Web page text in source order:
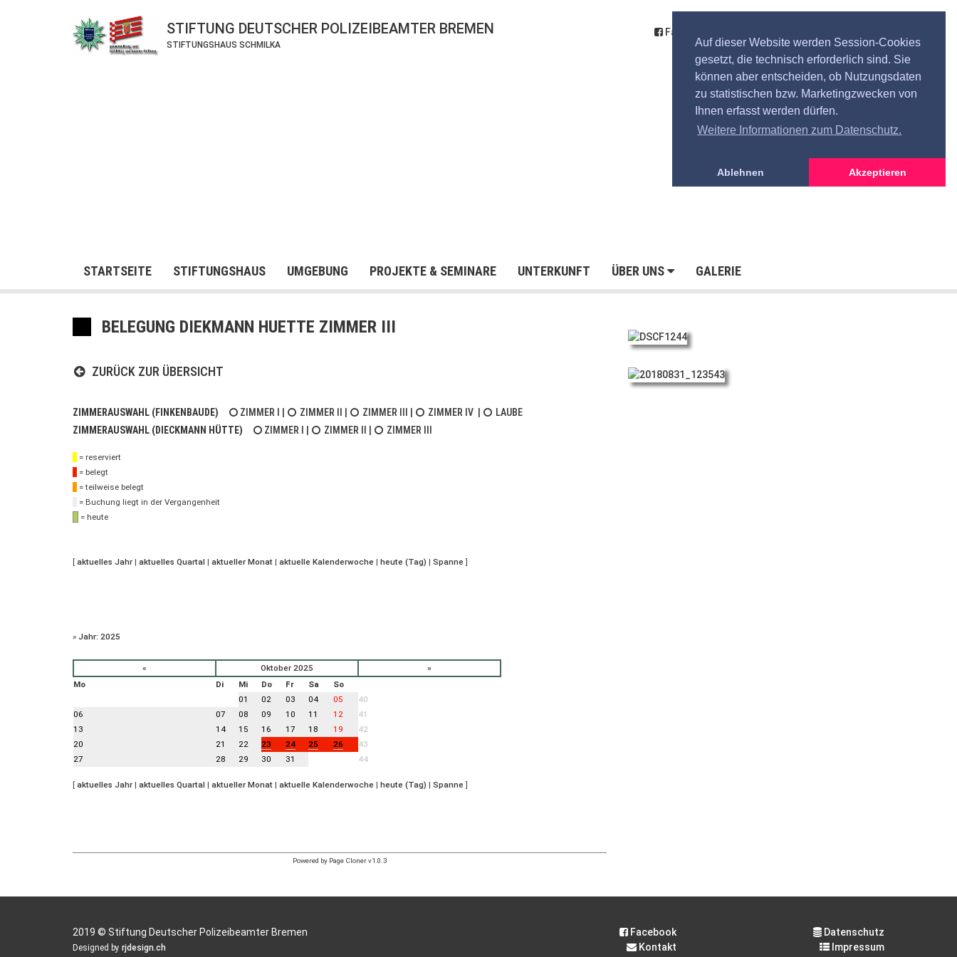
Auf dieser Website werden Session-Cookies
gesetzt, die technisch erforderlich sind. Sie
können aber entscheiden, ob Nutzungsdaten
zu statistischen bzw. Marketingzwecken von
Ihnen erfasst werden dürfen.
Weitere Informationen zum Datenschutz.
Ablehnen Akzeptieren
STIFTUNG DEUTSCHER POLIZEIBEAMTER BREMEN
STIFTUNGSHAUS SCHMILKA
Facebook
STARTSEITE STIFTUNGSHAUS UMGEBUNG PROJEKTE & SEMINARE UNTERKUNFT ÜBER UNS GALERIE
BELEGUNG DIEKMANN HUETTE ZIMMER III
ZURÜCK ZUR ÜBERSICHT
ZIMMERAUSWAHL (FINKENBAUDE) ZIMMER I ZIMMER II ZIMMER III ZIMMER IV
LAUBE
ZIMMERAUSWAHL (DIECKMANN HÜTTE)
ZIMMER I ZIMMER II ZIMMER III
= reserviert
= belegt
= teilweise belegt
= Buchung liegt in der Vergangenheit
= heute
[ aktuelles Jahr | aktuelles Quartal | aktueller Monat | aktuelle Kalenderwoche | heute (Tag) | Spanne ]
» Jahr: 2025
« Oktober 2025
»
Mo
Di Mi Do Fr Sa
So
01
02 03 04 05
40
06
07 08 09 10 11 12
41
13
14 15 16 17 18 19
42
20
21 22 23 24 25 26
43
27
28 29 30 31 44
[ aktuelles Jahr | aktuelles Quartal | aktueller Monat | aktuelle Kalenderwoche | heute (Tag) | Spanne ]
Powered by Page Cloner v1.0.3
2019 © Stiftung Deutscher Polizeibeamter Bremen
Designed by rjdesign.ch
Facebook
Kontakt
Datenschutz
Impressum